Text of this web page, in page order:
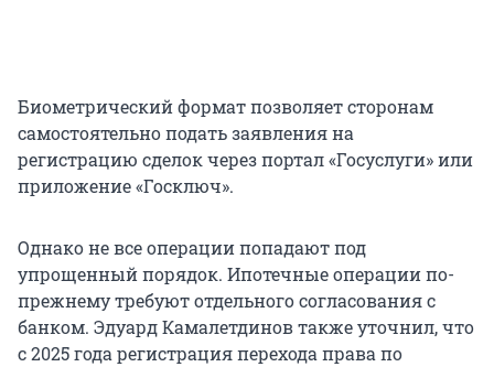
Биометрический формат позволяет сторонам
самостоятельно подать заявления на
регистрацию сделок через портал «Госуслуги» или
приложение «Госключ».
Однако не все операции попадают под
упрощенный порядок. Ипотечные операции по-
прежнему требуют отдельного согласования с
банком. Эдуард Камалетдинов также уточнил, что
с 2025 года регистрация перехода права по